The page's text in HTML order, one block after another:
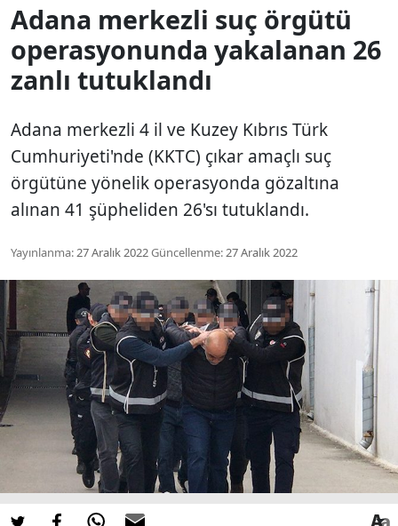
Adana merkezli suç örgütü
operasyonunda yakalanan 26
zanlı tutuklandı
Adana merkezli 4 il ve Kuzey Kıbrıs Türk
Cumhuriyeti'nde (KKTC) çıkar amaçlı suç
örgütüne yönelik operasyonda gözaltına
alınan 41 şüpheliden 26'sı tutuklandı.
Yayınlanma:27 Aralık 2022Güncellenme:27 Aralık 2022